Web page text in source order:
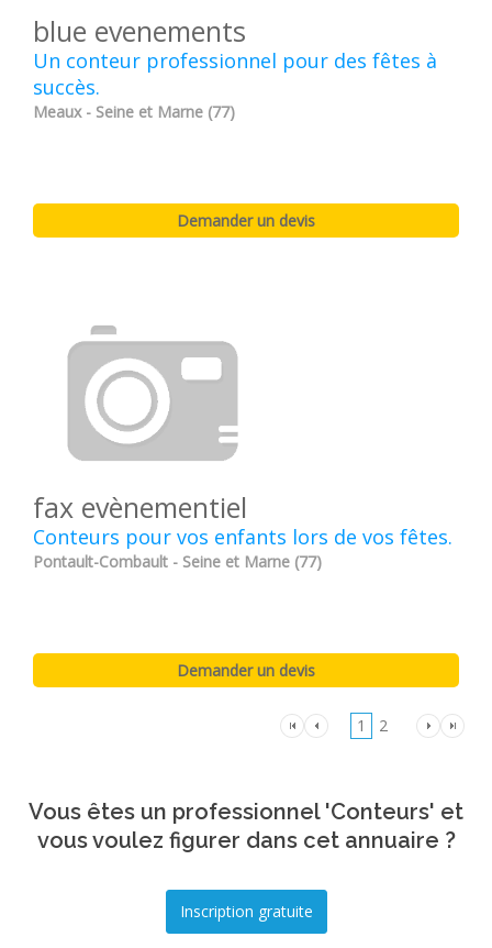
blue evenements
Un conteur professionnel pour des fêtes à
succès.
Meaux - Seine et Marne (77)
fax evènementiel
Conteurs pour vos enfants lors de vos fêtes.
Pontault-Combault - Seine et Marne (77)
1 2
Vous êtes un professionnel 'Conteurs' et
vous voulez figurer dans cet annuaire ?